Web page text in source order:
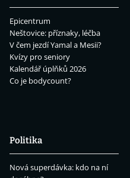
Epicentrum
Neštovice: příznaky, léčba
V čem jezdí Yamal a Mesii?
Kvízy pro seniory
Kalendář úplňků 2026
Co je bodycount?
Politika
Nová superdávka: kdo na ní